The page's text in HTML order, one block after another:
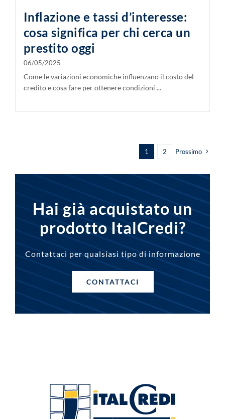
Inflazione e tassi d’interesse:
cosa significa per chi cerca un
prestito oggi
06/05/2025
Come le variazioni economiche influenzano il costo del
credito e cosa fare per ottenere condizioni ...
1 2 Prossimo
Hai già acquistato un
prodotto ItalCredi?
Contattaci per qualsiasi tipo di informazione
CONTATTACI